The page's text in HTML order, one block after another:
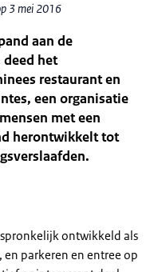
3 mei 2016
aan de
deed het
restaurant en
een organisatie
met een
herontwikkelt tot
ontwikkeld als
parkeren en entree op